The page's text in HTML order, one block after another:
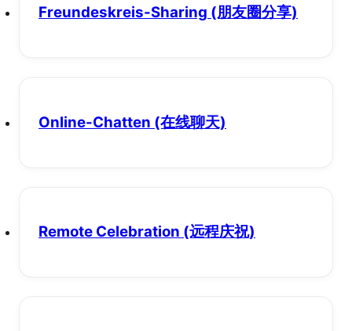
Freundeskreis-Sharing (朋友圈分享)
Online-Chatten (在线聊天)
Remote Celebration (远程庆祝)